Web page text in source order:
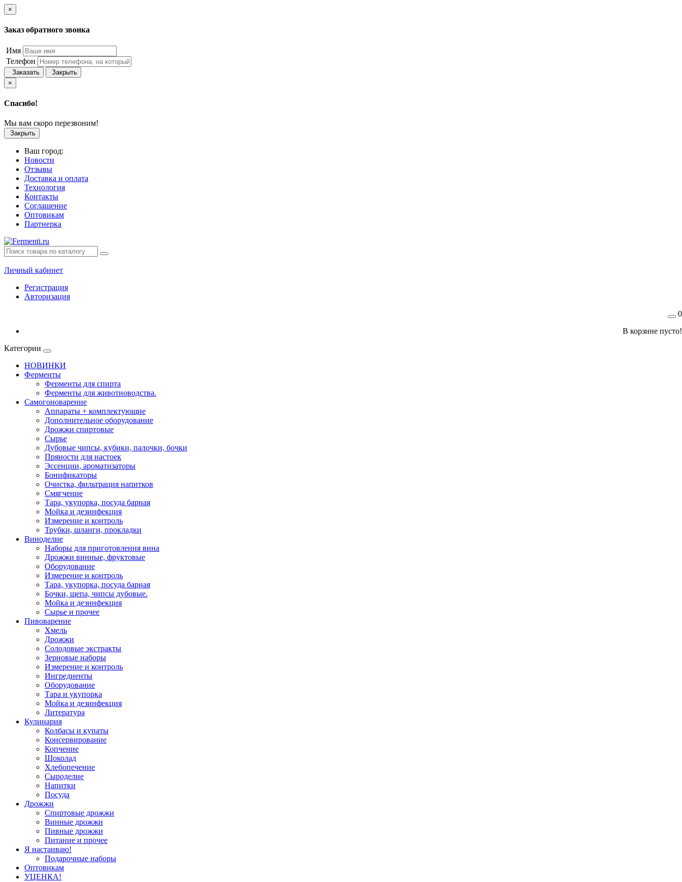
×
Заказ обратного звонка
Имя
Телефон
Заказать
Закрыть
×
Спасибо!
Мы вам скоро перезвоним!
Закрыть
Ваш город:
Новости
Отзывы
Доставка и оплата
Технология
Контакты
Соглашение
Оптовикам
Партнерка
Личный кабинет
Регистрация
Авторизация
0
В корзине пусто!
Категории
НОВИНКИ
Ферменты
Ферменты для спирта
Ферменты для животноводства.
Самогоноварение
Аппараты + комплектующие
Дополнительное оборудование
Дрожжи спиртовые
Сырье
Дубовые чипсы, кубики, палочки, бочки
Пряности для настоек
Эссенции, ароматизаторы
Бонификаторы
Очистка, фильтрация напитков
Смягчение
Тара, укупорка, посуда барная
Мойка и дезинфекция
Измерение и контроль
Трубки, шланги, прокладки
Виноделие
Наборы для приготовления вина
Дрожжи винные, фруктовые
Оборудование
Измерение и контроль
Тара, укупорка, посуда барная
Бочки, щепа, чипсы дубовые.
Мойка и дезинфекция
Сырье и прочее
Пивоварение
Хмель
Дрожжи
Солодовые экстракты
Зерновые наборы
Измерение и контроль
Ингредиенты
Оборудование
Тара и укупорка
Мойка и дезинфекция
Литература
Кулинария
Колбасы и купаты
Консервирование
Копчение
Шоколад
Хлебопечение
Сыроделие
Напитки
Посуда
Дрожжи
Спиртовые дрожжи
Винные дрожжи
Пивные дрожжи
Питание и прочее
Я настаиваю!
Подарочные наборы
Оптовикам
УЦЕНКА!